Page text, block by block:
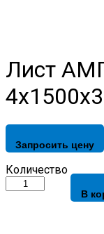
Лист
Запросить цену
Лист
АМГ2М
алюминиевый
Количество
В